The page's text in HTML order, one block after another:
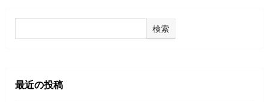
検索
最近の投稿